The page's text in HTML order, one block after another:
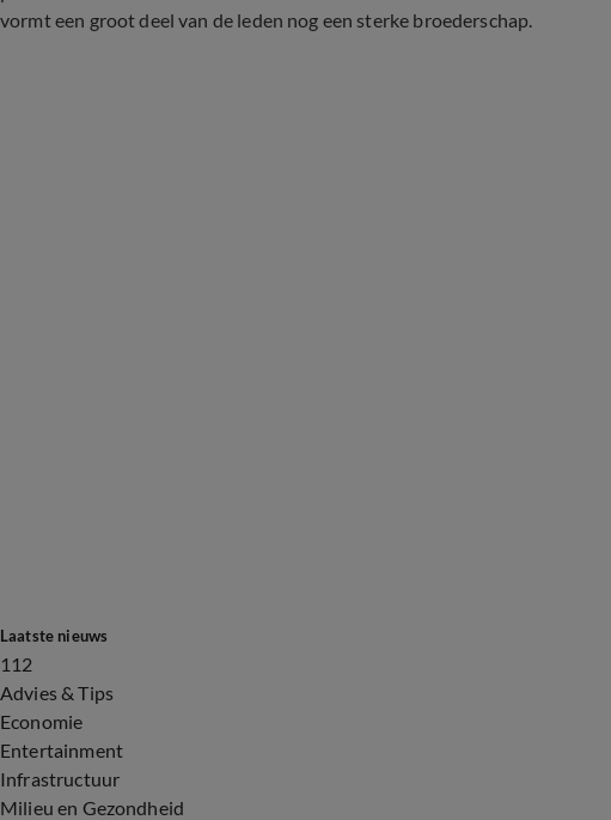
vormt een groot deel van de leden nog een sterke broederschap.
Laatste nieuws
112
Advies & Tips
Economie
Entertainment
Infrastructuur
Milieu en Gezondheid